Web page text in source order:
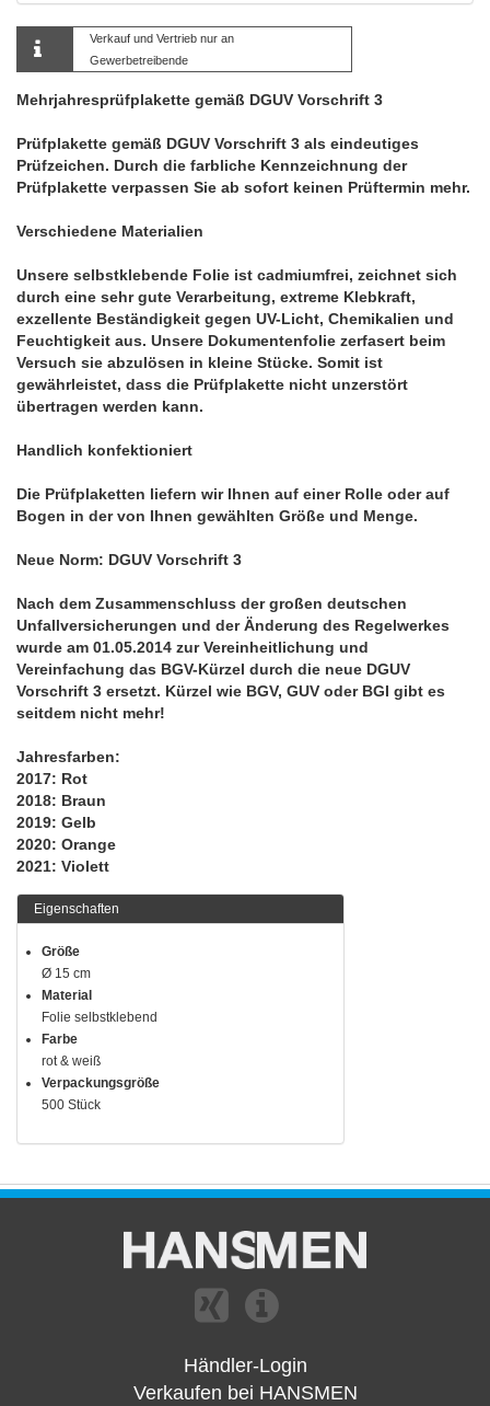
Verkauf und Vertrieb nur an
Gewerbetreibende
Mehrjahresprüfplakette gemäß DGUV Vorschrift 3
Prüfplakette gemäß DGUV Vorschrift 3 als eindeutiges
Prüfzeichen. Durch die farbliche Kennzeichnung der
Prüfplakette verpassen Sie ab sofort keinen Prüftermin mehr.
Verschiedene Materialien
Unsere selbstklebende Folie ist cadmiumfrei, zeichnet sich
durch eine sehr gute Verarbeitung, extreme Klebkraft,
exzellente Beständigkeit gegen UV-Licht, Chemikalien und
Feuchtigkeit aus. Unsere Dokumentenfolie zerfasert beim
Versuch sie abzulösen in kleine Stücke. Somit ist
gewährleistet, dass die Prüfplakette nicht unzerstört
übertragen werden kann.
Handlich konfektioniert
Die Prüfplaketten liefern wir Ihnen auf einer Rolle oder auf
Bogen in der von Ihnen gewählten Größe und Menge.
Neue Norm: DGUV Vorschrift 3
Nach dem Zusammenschluss der großen deutschen
Unfallversicherungen und der Änderung des Regelwerkes
wurde am 01.05.2014 zur Vereinheitlichung und
Vereinfachung das BGV-Kürzel durch die neue DGUV
Vorschrift 3 ersetzt. Kürzel wie BGV, GUV oder BGI gibt es
seitdem nicht mehr!
Jahresfarben:
2017: Rot
2018: Braun
2019: Gelb
2020: Orange
2021: Violett
Eigenschaften
Größe
Ø 15 cm
Material
Folie selbstklebend
Farbe
rot & weiß
Verpackungsgröße
500 Stück
Händler-Login
Verkaufen bei HANSMEN